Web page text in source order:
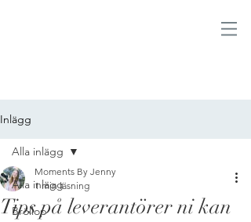
Inlägg
Alla inlägg
Bröllop
Alla inlägg
Tips på leverantörer ni kan
Moments By Jenny
1 min läsning